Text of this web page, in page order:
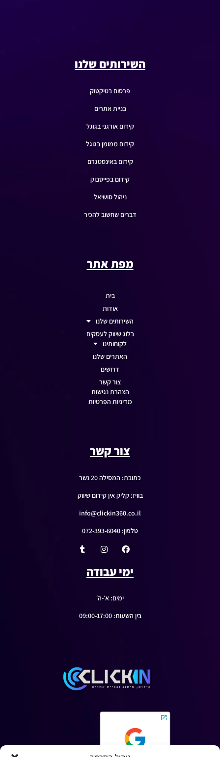
השירותים שלנו
פרסום בטיקטוק
בניית אתרים
קידום אורגני בגוגל
קידום ממומן בגוגל
קידום באינסטגרם
קידום בפייסבוק
ניהול סושיאל
דברים שחשוב להכיר
מפת אתר
בית
אודות
השירותים שלנו
בלוג שיווק לעסקים
לקוחותינו
האתרים שלנו
דרושים
צור קשר
הצהרת נגישות
מדיניות הפרטיות
צור קשר
כתובת: המסילה 20 נשר
בוויז: קליק אין קידום שיווק
info@clickin360.co.il
טלפון: 072-393-6040
ימי עבודה
ימים: א׳-ה׳
בין השעות: 09:00-17:00